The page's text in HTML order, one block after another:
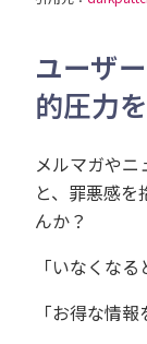
ユーザ
的圧力
メルマガやニ
と、罪悪感
んか？
「いなくなる
「お得な情